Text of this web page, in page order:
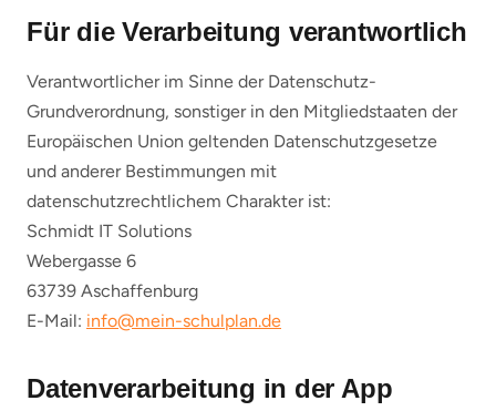
Für die Verarbeitung verantwortlich
Verantwortlicher im Sinne der Datenschutz-
Grundverordnung, sonstiger in den Mitgliedstaaten der
Europäischen Union geltenden Datenschutzgesetze
und anderer Bestimmungen mit
datenschutzrechtlichem Charakter ist:
Schmidt IT Solutions
Webergasse 6
63739 Aschaffenburg
E-Mail: info@mein-schulplan.de
Datenverarbeitung in der App